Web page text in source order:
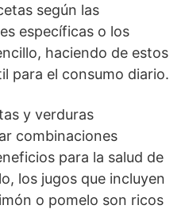
según las
específicas o los
haciendo de estos
para el consumo diario.
y verduras
combinaciones
para la salud de
los jugos que incluyen
o pomelo son ricos